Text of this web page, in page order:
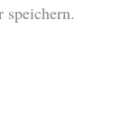
speichern.